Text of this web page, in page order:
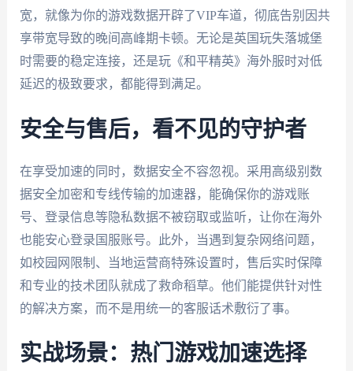
宽，就像为你的游戏数据开辟了VIP车道，彻底告别因共
享带宽导致的晚间高峰期卡顿。无论是英国玩失落城堡
时需要的稳定连接，还是玩《和平精英》海外服时对低
延迟的极致要求，都能得到满足。
安全与售后，看不见的守护者
在享受加速的同时，数据安全不容忽视。采用高级别数
据安全加密和专线传输的加速器，能确保你的游戏账
号、登录信息等隐私数据不被窃取或监听，让你在海外
也能安心登录国服账号。此外，当遇到复杂网络问题，
如校园网限制、当地运营商特殊设置时，售后实时保障
和专业的技术团队就成了救命稻草。他们能提供针对性
的解决方案，而不是用统一的客服话术敷衍了事。
实战场景：热门游戏加速选择